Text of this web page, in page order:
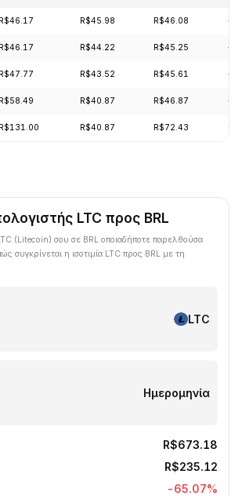
R$46.17 R$45.98 R$46.08
R$46.17 R$44.22 R$45.25
R$47.77 R$43.52 R$45.61
R$58.49 R$40.87 R$46.87
R$131.00 R$40.87 R$72.43 -
LTC προς BRL
(Litecoin) σου σε BRL οποιαδήποτε παρελθούσα
συγκρίνεται η ισοτιμία LTC προς BRL με τη
LTC
Ημερομηνία
R$673.18
R$235.12
-65.07%